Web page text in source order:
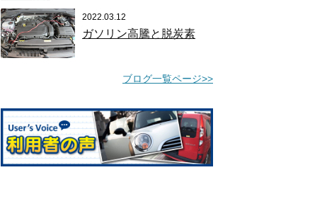
2022.03.12
ガソリン高騰と脱炭素
ブログ一覧ページ>>